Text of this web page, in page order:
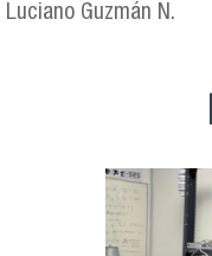
Luciano Guzmán N.